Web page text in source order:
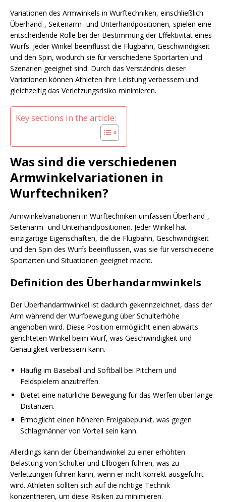
Variationen des Armwinkels in Wurftechniken, einschließlich
Überhand-, Seitenarm- und Unterhandpositionen, spielen eine
entscheidende Rolle bei der Bestimmung der Effektivität eines
Wurfs. Jeder Winkel beeinflusst die Flugbahn, Geschwindigkeit
und den Spin, wodurch sie für verschiedene Sportarten und
Szenarien geeignet sind. Durch das Verständnis dieser
Variationen können Athleten ihre Leistung verbessern und
gleichzeitig das Verletzungsrisiko minimieren.
Key sections in the article:
Was sind die verschiedenen
Armwinkelvariationen in
Wurftechniken?
Armwinkelvariationen in Wurftechniken umfassen Überhand-,
Seitenarm- und Unterhandpositionen. Jeder Winkel hat
einzigartige Eigenschaften, die die Flugbahn, Geschwindigkeit
und den Spin des Wurfs beeinflussen, was sie für verschiedene
Sportarten und Situationen geeignet macht.
Definition des Überhandarmwinkels
Der Überhandarmwinkel ist dadurch gekennzeichnet, dass der
Arm während der Wurfbewegung über Schulterhöhe
angehoben wird. Diese Position ermöglicht einen abwärts
gerichteten Winkel beim Wurf, was Geschwindigkeit und
Genauigkeit verbessern kann.
Häufig im Baseball und Softball bei Pitchern und
Feldspielern anzutreffen.
Bietet eine natürliche Bewegung für das Werfen über lange
Distanzen.
Ermöglicht einen höheren Freigabepunkt, was gegen
Schlagmänner von Vorteil sein kann.
Allerdings kann der Überhandwinkel zu einer erhöhten
Belastung von Schulter und Ellbogen führen, was zu
Verletzungen führen kann, wenn er nicht korrekt ausgeführt
wird. Athleten sollten sich auf die richtige Technik
konzentrieren, um diese Risiken zu minimieren.